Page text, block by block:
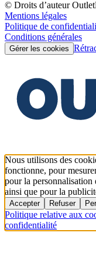
© Droits d’auteur
Mentions légales
Politique de
Conditions générales
Gérer les cookies
Nous utilisons des
fonctionne, pour
pour la
ainsi que pour la
Accepter Refuser
Politique relative aux
confidentialité